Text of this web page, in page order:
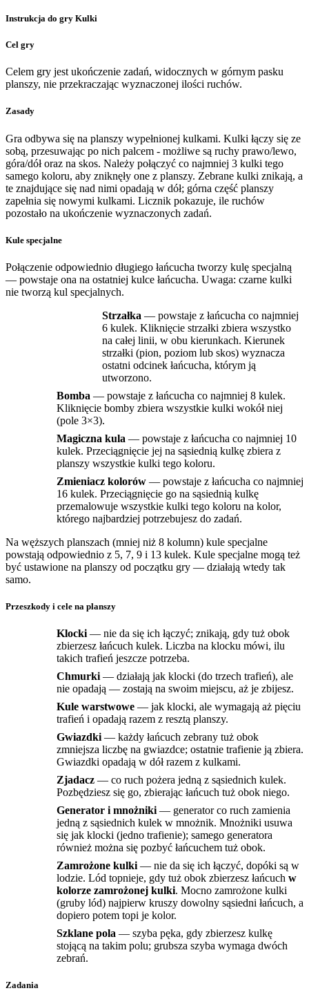
Instrukcja do gry Kulki
Cel gry
Celem gry jest ukończenie zadań, widocznych w górnym pasku
planszy, nie przekraczając wyznaczonej ilości ruchów.
Zasady
Gra odbywa się na planszy wypełnionej kulkami. Kulki łączy się ze
sobą, przesuwając po nich palcem - możliwe są ruchy prawo/lewo,
góra/dół oraz na skos. Należy połączyć co najmniej 3 kulki tego
samego koloru, aby zniknęły one z planszy. Zebrane kulki znikają, a
te znajdujące się nad nimi opadają w dół; górna część planszy
zapełnia się nowymi kulkami. Licznik pokazuje, ile ruchów
pozostało na ukończenie wyznaczonych zadań.
Kule specjalne
Połączenie odpowiednio długiego łańcucha tworzy kulę specjalną
— powstaje ona na ostatniej kulce łańcucha. Uwaga: czarne kulki
nie tworzą kul specjalnych.
Strzałka — powstaje z łańcucha co najmniej
6 kulek. Kliknięcie strzałki zbiera wszystko
na całej linii, w obu kierunkach. Kierunek
strzałki (pion, poziom lub skos) wyznacza
ostatni odcinek łańcucha, którym ją
utworzono.
Bomba — powstaje z łańcucha co najmniej 8 kulek.
Kliknięcie bomby zbiera wszystkie kulki wokół niej
(pole 3×3).
Magiczna kula — powstaje z łańcucha co najmniej 10
kulek. Przeciągnięcie jej na sąsiednią kulkę zbiera z
planszy wszystkie kulki tego koloru.
Zmieniacz kolorów — powstaje z łańcucha co najmniej
16 kulek. Przeciągnięcie go na sąsiednią kulkę
przemalowuje wszystkie kulki tego koloru na kolor,
którego najbardziej potrzebujesz do zadań.
Na węższych planszach (mniej niż 8 kolumn) kule specjalne
powstają odpowiednio z 5, 7, 9 i 13 kulek. Kule specjalne mogą też
być ustawione na planszy od początku gry — działają wtedy tak
samo.
Przeszkody i cele na planszy
Klocki — nie da się ich łączyć; znikają, gdy tuż obok
zbierzesz łańcuch kulek. Liczba na klocku mówi, ilu
takich trafień jeszcze potrzeba.
Chmurki — działają jak klocki (do trzech trafień), ale
nie opadają — zostają na swoim miejscu, aż je zbijesz.
Kule warstwowe — jak klocki, ale wymagają aż pięciu
trafień i opadają razem z resztą planszy.
Gwiazdki — każdy łańcuch zebrany tuż obok
zmniejsza liczbę na gwiazdce; ostatnie trafienie ją zbiera.
Gwiazdki opadają w dół razem z kulkami.
Zjadacz — co ruch pożera jedną z sąsiednich kulek.
Pozbędziesz się go, zbierając łańcuch tuż obok niego.
Generator i mnożniki — generator co ruch zamienia
jedną z sąsiednich kulek w mnożnik. Mnożniki usuwa
się jak klocki (jedno trafienie); samego generatora
również można się pozbyć łańcuchem tuż obok.
Zamrożone kulki — nie da się ich łączyć, dopóki są w
lodzie. Lód topnieje, gdy tuż obok zbierzesz łańcuch w
kolorze zamrożonej kulki. Mocno zamrożone kulki
(gruby lód) najpierw kruszy dowolny sąsiedni łańcuch, a
dopiero potem topi je kolor.
Szklane pola — szyba pęka, gdy zbierzesz kulkę
stojącą na takim polu; grubsza szyba wymaga dwóch
zebrań.
Zadania